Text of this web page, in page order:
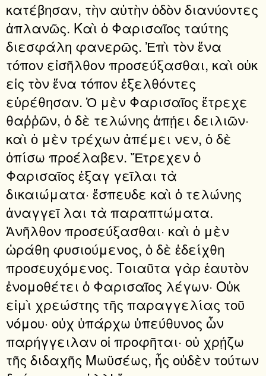
κατέβησαν, τὴν αὐτὴν ὁδὸν διανύοντες
ἀπλανῶς. Καὶ ὁ Φαρισαῖος ταύτης
διεσφάλη φανερῶς. Ἐπὶ τὸν ἕνα
τόπον εἰσῆλθον προσεύξασθαι, καὶ οὐκ
εἰς τὸν ἕνα τόπον ἐξελθόντες
εὑρέθησαν. Ὁ μὲν Φαρισαῖος ἔτρεχε
θαῤῥῶν, ὁ δὲ τελώνης ἀπῄει δειλιῶν·
καὶ ὁ μὲν τρέχων ἀπέμει νεν, ὁ δὲ
ὀπίσω προέλαβεν. Ἔτρεχεν ὁ
Φαρισαῖος ἐξαγ γεῖλαι τὰ
δικαιώματα· ἔσπευδε καὶ ὁ τελώνης
ἀναγγεῖ λαι τὰ παραπτώματα.
Ἀνῆλθον προσεύξασθαι· καὶ ὁ μὲν
ὡράθη φυσιούμενος, ὁ δὲ ἐδείχθη
προσευχόμενος. Τοιαῦτα γὰρ ἑαυτὸν
ἐνομοθέτει ὁ Φαρισαῖος λέγων· Οὐκ
εἰμὶ χρεώστης τῆς παραγγελίας τοῦ
νόμου· οὐχ ὑπάρχω ὑπεύθυνος ὧν
παρήγγειλαν οἱ προφῆται· οὐ χρῄζω
τῆς διδαχῆς Μωϋσέως, ἧς οὐδὲν τούτων